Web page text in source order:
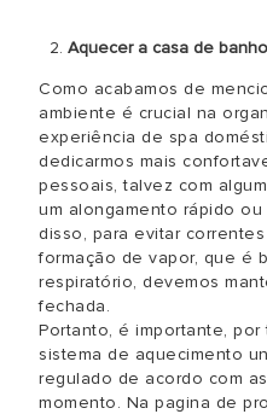
Aquecer a casa de
Como acabamos de
ambiente é crucial na
experiência de spa
dedicarmos mais
pessoais, talvez com
um alongamento rápido
disso, para evitar
formação de vapor, que é
respiratório, devemos
fechada.
Portanto, é importante,
sistema de aquecimento
regulado de acordo com
momento. Na pagina de